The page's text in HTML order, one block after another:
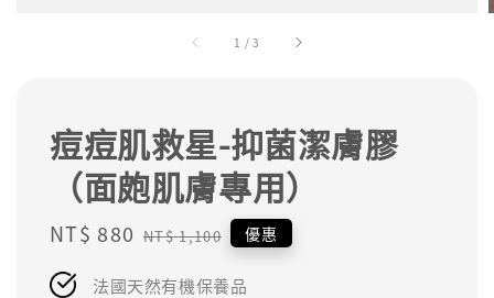
1 /3
痘痘肌救星-抑菌潔膚膠
（面皰肌膚專用）
Sale
NT$ 880 Regular
NT$ 1,100 優惠
法國天然有機保養品